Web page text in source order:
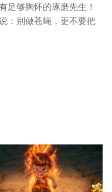
足够胸怀的琢磨先生！
：别做苍蝇，更不要把